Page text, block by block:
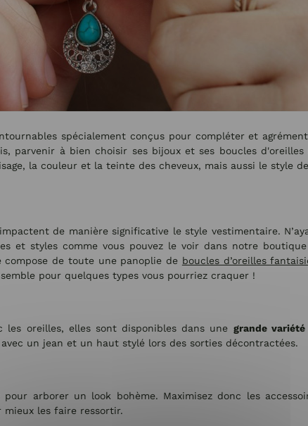
spécialement conçus pour compléter et
parvenir à bien choisir ses bijoux et ses boucles
la couleur et la teinte des cheveux, mais aussi le style
de manière significative le style vestimentaire.
et styles comme vous pouvez le voir dans notre
de toute une panoplie de boucles d’oreilles
pour quelques types vous pourriez craquer !
oreilles, elles sont disponibles dans une grande
un jean et un haut stylé lors des sorties décontractées.
arborer un look bohème. Maximisez donc les
mieux les faire ressortir.